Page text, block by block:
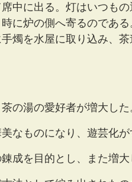
中に出る。灯はいつも
に炉の側へ寄るのであ
燭を水屋に取り込み、
の湯の愛好者が増大し
なものになり、遊芸化
成を目的とし、また増大